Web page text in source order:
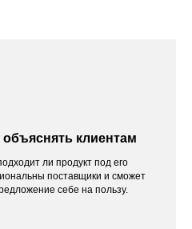
клиентам
ли продукт под его
поставщики и сможет
себе на пользу.